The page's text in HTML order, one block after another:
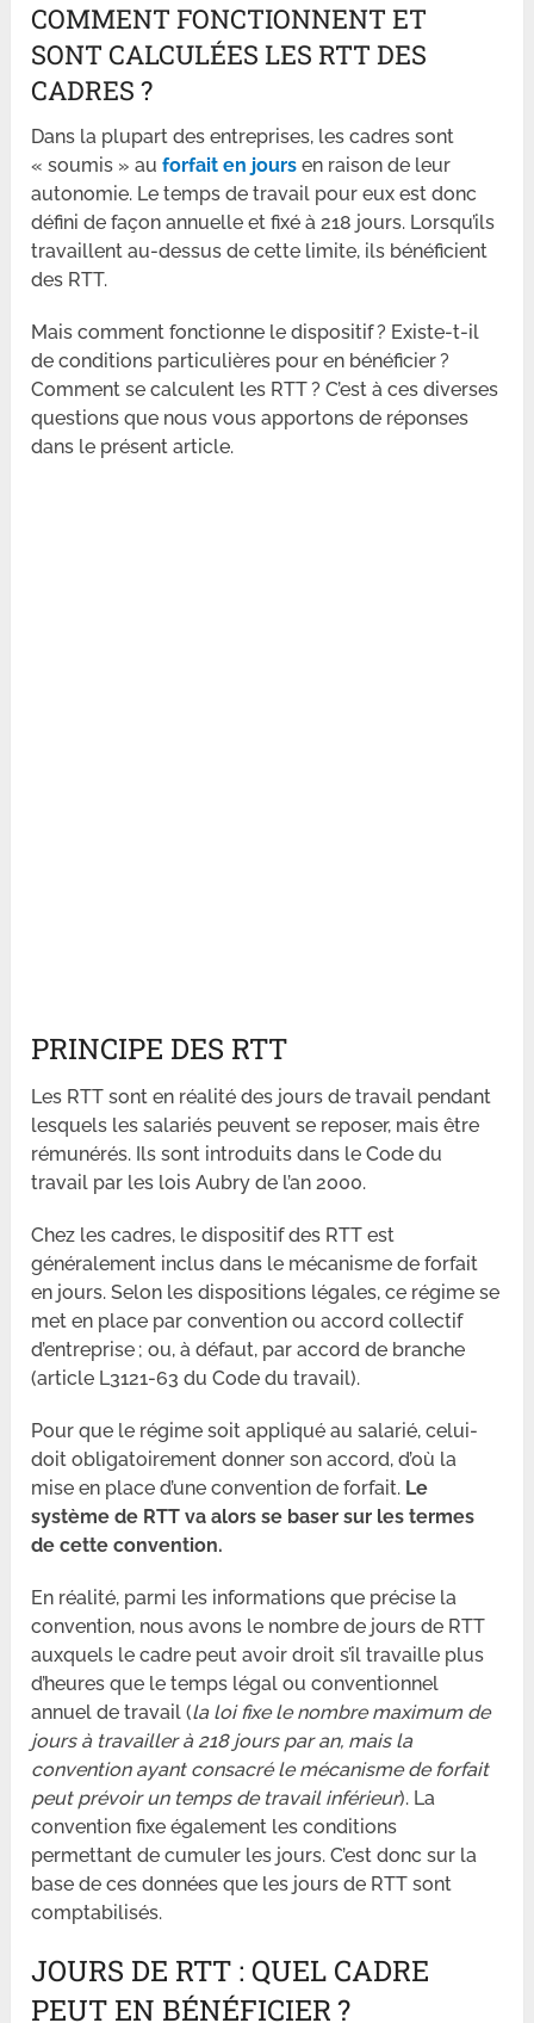
COMMENT FONCTIONNENT ET
SONT CALCULÉES LES RTT DES
CADRES ?
Dans la plupart des entreprises, les cadres sont
« soumis » auforfait en jours en raison de leur
autonomie. Le temps de travail pour eux est donc
défini de façon annuelle et fixé à 218 jours. Lorsqu’ils
travaillent au-dessus de cette limite, ils bénéficient
des RTT.
Mais comment fonctionne le dispositif ? Existe-t-il
de conditions particulières pour en bénéficier ?
Comment se calculent les RTT ? C’est à ces diverses
questions que nous vous apportons de réponses
dans le présent article.
PRINCIPE DES RTT
Les RTT sont en réalité des jours de travail pendant
lesquels les salariés peuvent se reposer, mais être
rémunérés. Ils sont introduits dans le Code du
travail par les lois Aubry de l’an 2000.
Chez les cadres, le dispositif des RTT est
généralement inclus dans le mécanisme de forfait
en jours. Selon les dispositions légales, ce régime se
met en place par convention ou accord collectif
d’entreprise ; ou, à défaut, par accord de branche
(article L3121-63 du Code du travail).
Pour que le régime soit appliqué au salarié, celui-
doit obligatoirement donner son accord, d’où la
mise en place d’une convention de forfait. Le
système de RTT va alors se baser sur les termes
de cette convention.
En réalité, parmi les informations que précise la
convention, nous avons le nombre de jours de RTT
auxquels le cadre peut avoir droit s’il travaille plus
d’heures que le temps légal ou conventionnel
annuel de travail (la loi fixe le nombre maximum de
jours à travailler à 218 jours par an, mais la
convention ayant consacré le mécanisme de forfait
peut prévoir un temps de travail inférieur). La
convention fixe également les conditions
permettant de cumuler les jours. C’est donc sur la
base de ces données que les jours de RTT sont
comptabilisés.
JOURS DE RTT : QUEL CADRE
PEUT EN BÉNÉFICIER ?